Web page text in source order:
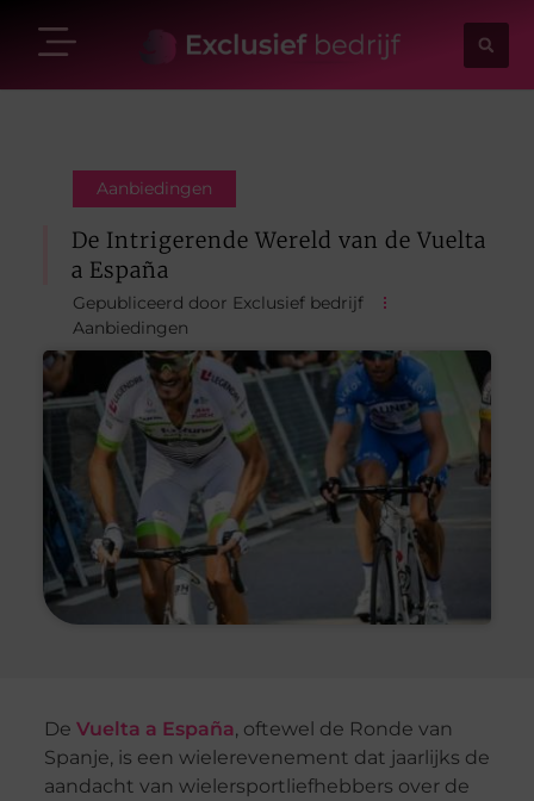
Aanbiedingen
De Intrigerende Wereld van de Vuelta
a España
Gepubliceerd door Exclusief bedrijf
Aanbiedingen
De Vuelta a España, oftewel de Ronde van
Spanje, is een wielerevenement dat jaarlijks de
aandacht van wielersportliefhebbers over de